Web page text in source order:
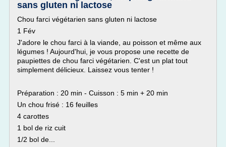
sans gluten ni lactose
Chou farci végétarien sans gluten ni lactose
1 Fév
J'adore le chou farci à la viande, au poisson et même aux
légumes ! Aujourd'hui, je vous propose une recette de
paupiettes de chou farci végétarien. C'est un plat tout
simplement délicieux. Laissez vous tenter !
Préparation : 20 min - Cuisson : 5 min + 20 min
Un chou frisé : 16 feuilles
4 carottes
1 bol de riz cuit
1/2 bol de...